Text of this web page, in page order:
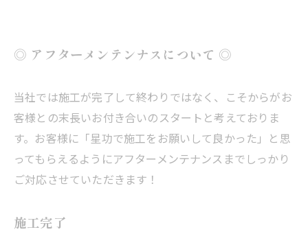
◎ アフターメンテンナスについて ◎
当社では施工が完了して終わりではなく、こそからがお
客様との末長いお付き合いのスタートと考えておりま
す。お客様に「星功で施工をお願いして良かった」と思
ってもらえるようにアフターメンテナンスまでしっかり
ご対応させていただきます！
施工完了